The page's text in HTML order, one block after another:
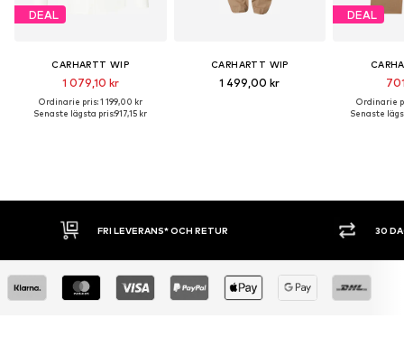
DEAL
CARHARTT WIP
1 079,10 kr
Ordinarie pris: 1 199,00 kr
Senaste lägsta pris:917,15 kr
CARHARTT WIP
1 499,00 kr
DEAL
Ordinarie
Senaste
30 DAGARS ÖPPET KÖP